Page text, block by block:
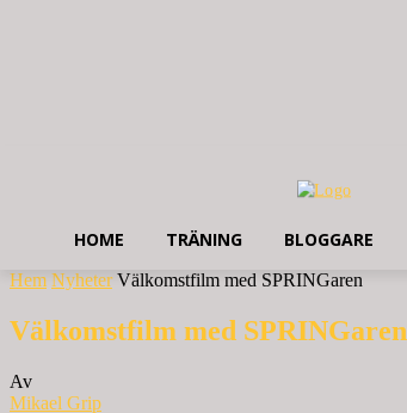
HOME TRÄNING BLOGGARE
Hem Nyheter Välkomstfilm med SPRINGaren
Välkomstfilm med SPRINGaren
Av
Mikael Grip